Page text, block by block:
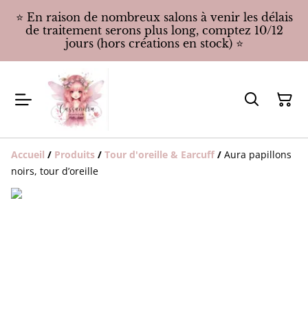
⭐️ En raison de nombreux salons à venir les délais
de traitement serons plus long, comptez 10/12
jours (hors créations en stock) ⭐️
Accueil / Produits / Tour d'oreille & Earcuff / Aura papillons
noirs, tour d’oreille